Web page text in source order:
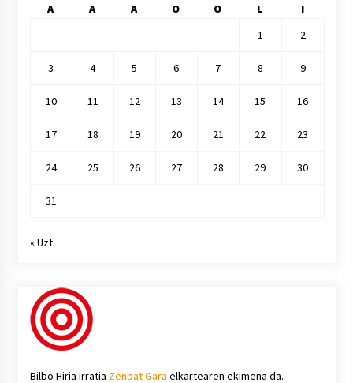
A A A O O L
I
1
2
3 4 5 6 7 8 9
10 11 12 13 14 15 16
17 18 19 20 21 22 23
24 25 26 27 28 29 30
31
« Uzt
Bilbo Hiria irratia Zenbat Gara elkartearen ekimena da.